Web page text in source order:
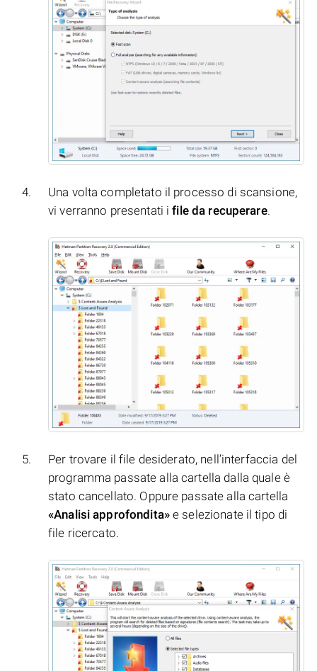
Una volta completato il processo di scansione,
vi verranno presentati ifile da recuperare.
Per trovare il file desiderato, nell’interfaccia del
programma passate alla cartella dalla quale è
stato cancellato. Oppure passate alla cartella
«Analisi approfondita»e selezionate il tipo di
file ricercato.